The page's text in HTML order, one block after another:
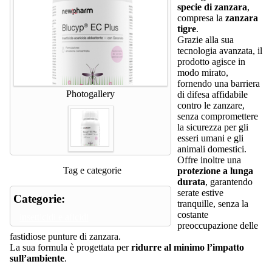
Photogallery
Tag e categorie
Categorie:
specie di zanzara,
compresa la zanzara
tigre.
Grazie alla sua
tecnologia avanzata, il
prodotto agisce in
modo mirato,
fornendo una barriera
di difesa affidabile
contro le zanzare,
senza compromettere
la sicurezza per gli
esseri umani e gli
animali domestici.
Offre inoltre una
protezione a lunga
durata, garantendo
serate estive
tranquille, senza la
costante
preoccupazione delle
fastidiose punture di zanzara.
La sua formula è progettata perridurre al minimo l’impatto
sull’ambiente.